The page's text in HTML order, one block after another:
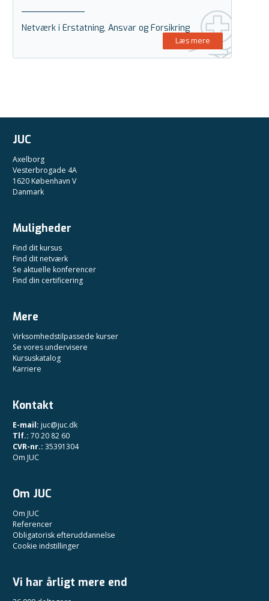
Netværk i Erstatning, Ansvar og Forsikring
Læs mere
JUC
Axelborg
Vesterbrogade 4A
1620 København V
Danmark
Muligheder
Find dit kursus
Find dit netværk
Se aktuelle konferencer
Find din certificering
Mere
Virksomhedstilpassede kurser
Se vores undervisere
Kursuskatalog
Karriere
Kontakt
E-mail: juc@juc.dk
Tlf.: 70 20 82 60
CVR-nr.: 35391304
Om JUC
Om JUC
Om JUC
Referencer
Obligatorisk efteruddannelse
Cookie indstillinger
Vi har årligt mere end